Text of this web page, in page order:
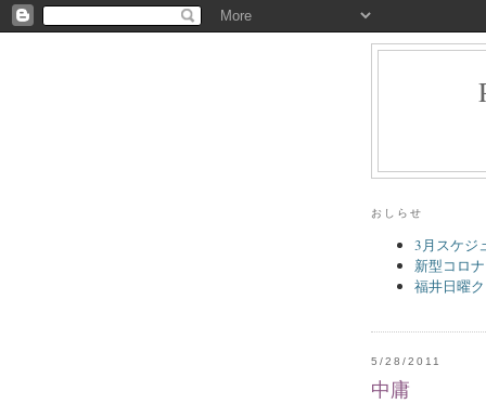
おしらせ
3月スケジ
新型コロ
福井日曜
5/28/2011
中庸